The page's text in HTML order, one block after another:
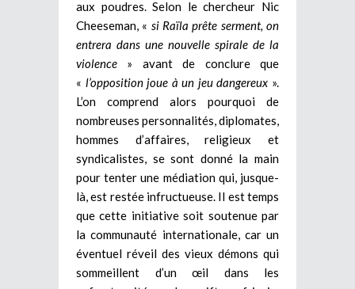
aux poudres. Selon le chercheur Nic
Cheeseman, « si Raïla prête serment, on
entrera dans une nouvelle spirale de la
violence » avant de conclure que
« l’opposition joue à un jeu dangereux ».
L’on comprend alors pourquoi de
nombreuses personnalités, diplomates,
hommes d’affaires, religieux et
syndicalistes, se sont donné la main
pour tenter une médiation qui, jusque-
là, est restée infructueuse. Il est temps
que cette initiative soit soutenue par
la communauté internationale, car un
éventuel réveil des vieux démons qui
sommeillent d’un œil dans les